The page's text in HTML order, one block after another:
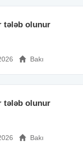
tələb olunur
Bakı
tələb olunur
Bakı